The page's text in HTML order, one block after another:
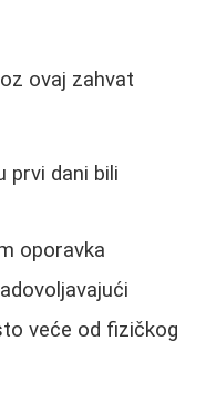
ovaj zahvat
prvi dani bili
oporavka
veće od fizičkog